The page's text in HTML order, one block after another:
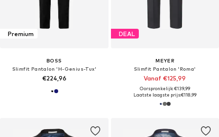
Premium
BOSS
Slimfit Pantalon 'H-Genius-Tux'
€224,96
DEAL
MEYER
Slimfit Pantalon 'Roma'
Vanaf €125,99
Oorspronkelijk: €139,99
Laatste laagste prijs:€118,99